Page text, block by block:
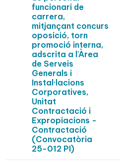
funcionari de
carrera,
mitjançant concurs
oposició, torn
promoció interna,
adscrita a l'Àrea
de Serveis
Generals i
Instal·lacions
Corporatives,
Unitat
Contractació i
Expropiacions -
Contractació
(Convocatòria
25-012 PI)